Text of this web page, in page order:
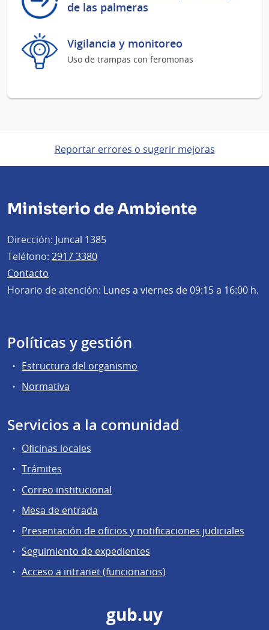
de las palmeras
Vigilancia y monitoreo
Uso de trampas con feromonas
Reportar errores o sugerir mejoras
Ministerio de Ambiente
Dirección: Juncal 1385
Teléfono: 2917 3380
Contacto
Horario de atención: Lunes a viernes de 09:15 a 16:00 h.
Políticas y gestión
Estructura del organismo
Normativa
Servicios a la comunidad
Oficinas locales
Trámites
Correo institucional
Mesa de entrada
Presentación de oficios y notificaciones judiciales
Seguimiento de expedientes
Acceso a intranet (funcionarios)
gub.uy